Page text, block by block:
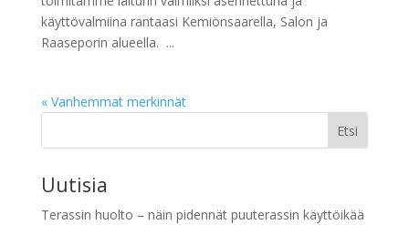
käyttövalmiina rantaasi Kemiönsaarella, Salon ja
Raaseporin alueella. ...
« Vanhemmat merkinnät
Etsi
Uutisia
Terassin huolto – näin pidennät puuterassin käyttöikää